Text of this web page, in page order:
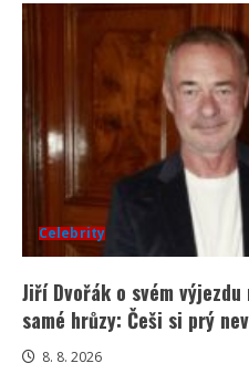
Celebrity
Jiří Dvořák o svém
samé hrůzy: Češi si prý
8. 8. 2026